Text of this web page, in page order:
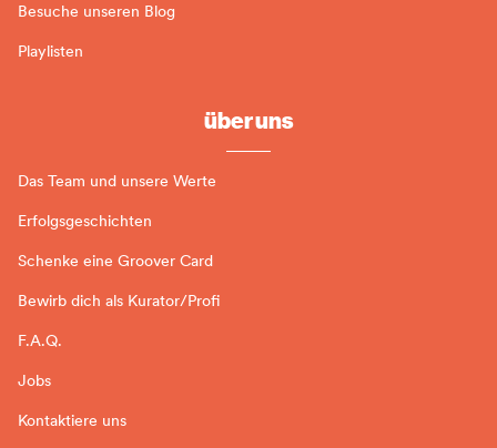
Besuche unseren Blog
Playlisten
über uns
Das Team und unsere Werte
Erfolgsgeschichten
Schenke eine Groover Card
Bewirb dich als Kurator/Profi
F.A.Q.
Jobs
Kontaktiere uns